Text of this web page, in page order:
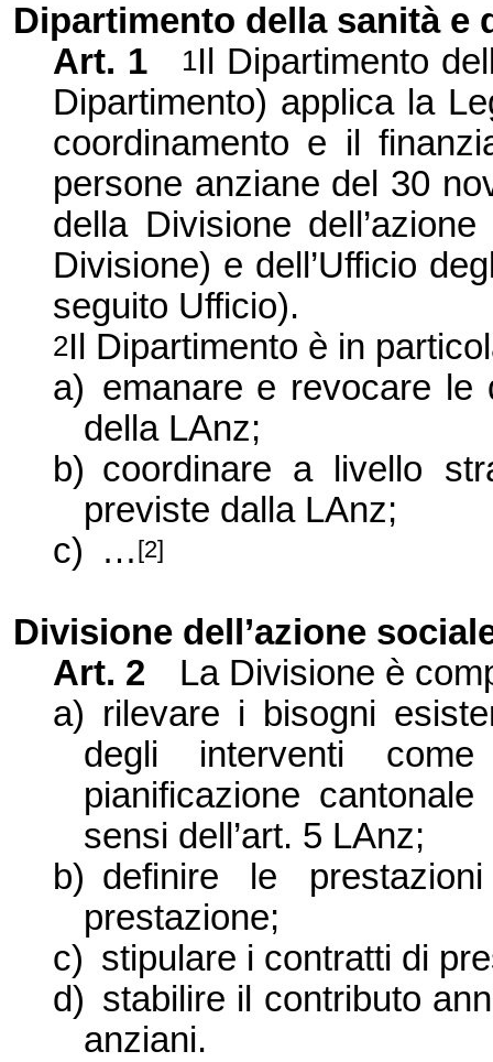
Dipartimento della sanità e
Art. 1
1Il Dipartimento
Dipartimento) applica la
coordinamento e il
persone anziane del 30
della Divisione
Divisione) e dell’Ufficio
seguito Ufficio).
2Il Dipartimento è in
a) emanare e revocare le
della LAnz;
b) coordinare a livello
previste dalla LAnz;
c)
… [2]
Divisione dell’azione
Art. 2
La Divisione è
a) rilevare i bisogni
degli interventi
pianificazione
sensi dell’art. 5 LAnz;
b) definire le
prestazione;
c) stipulare i contratti di
d) stabilire il contributo
anziani.